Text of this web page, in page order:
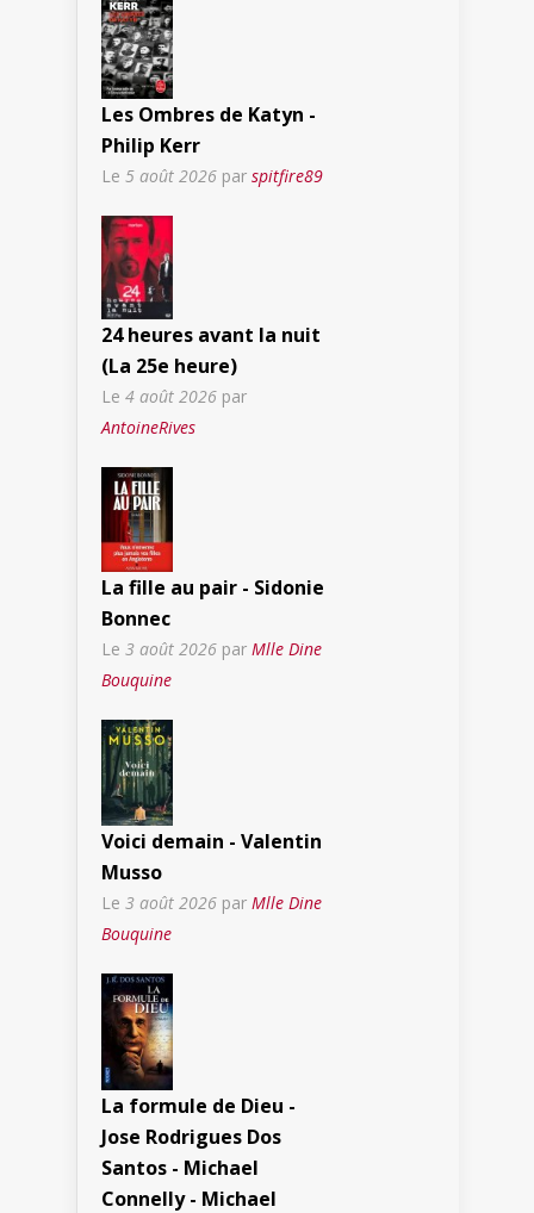
Les Ombres de Katyn -
Philip Kerr
Le 5 août 2026 par spitfire89
24 heures avant la nuit
(La 25e heure)
Le 4 août 2026 par
AntoineRives
La fille au pair - Sidonie
Bonnec
Le 3 août 2026 par Mlle Dine
Bouquine
Voici demain - Valentin
Musso
Le 3 août 2026 par Mlle Dine
Bouquine
La formule de Dieu -
Jose Rodrigues Dos
Santos - Michael
Connelly - Michael